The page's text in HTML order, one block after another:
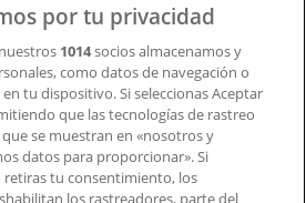
y de marketing
en el mapa
por tu privacidad
1014socios almacenamos y
como datos de navegación o
tu dispositivo. Si seleccionas Aceptar
que las tecnologías de rastreo
se muestran en «nosotros y
datos para proporcionar». Si
retiras tu consentimiento, los
los rastreadores, parte del